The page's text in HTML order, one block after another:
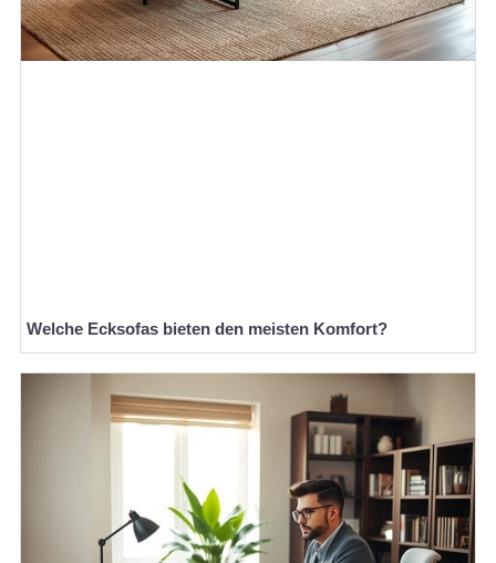
Welche Ecksofas bieten den meisten Komfort?